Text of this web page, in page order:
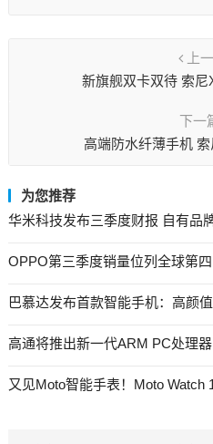
上
新旗舰双卡双待 索
下一
高端防水纤薄手机
为您推荐
华米科技发布三季度财报 自有品
OPPO第三季度销量位列全球第
巴慕达发布首款智能手机：高颜
高通将推出新一代ARM PC处理
又见Moto智能手表！Moto Watch